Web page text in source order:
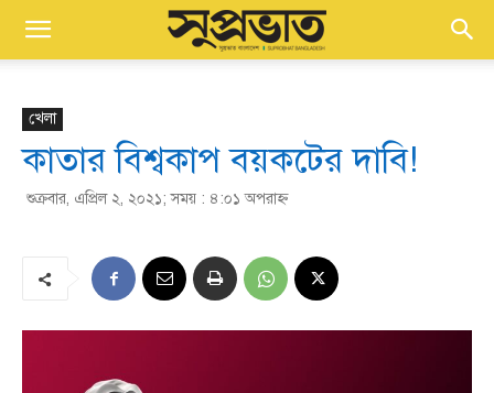
খেলা
কাতার বিশ্বকাপ বয়কটের দাবি!
শুক্রবার, এপ্রিল ২, ২০২১; সময় : ৪:০১ অপরাহ্ণ